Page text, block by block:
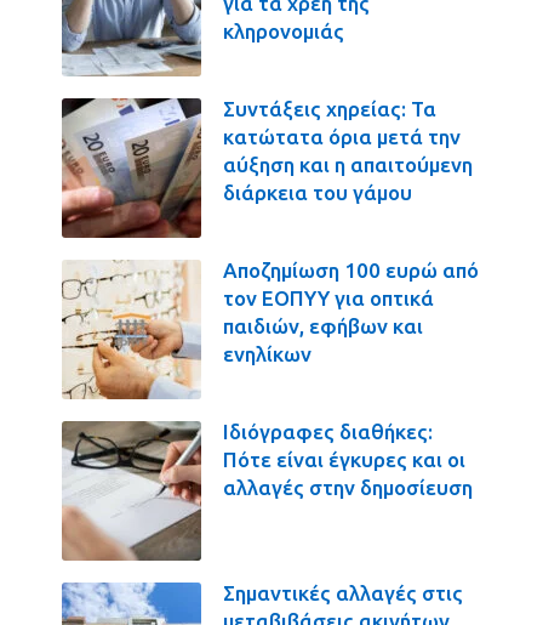
κληρονομιάς
Συντάξεις χηρείας: Τα
κατώτατα όρια μετά την
αύξηση και η απαιτούμενη
διάρκεια του γάμου
Αποζημίωση 100 ευρώ από
τον ΕΟΠΥΥ για οπτικά
παιδιών, εφήβων και
ενηλίκων
Ιδιόγραφες διαθήκες:
Πότε είναι έγκυρες και οι
αλλαγές στην δημοσίευση
Σημαντικές αλλαγές στις